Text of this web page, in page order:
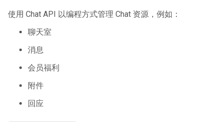
使用 Chat API 以编程方式管理 Chat 资源，例如：
聊天室
消息
会员福利
附件
回应